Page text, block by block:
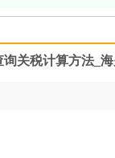
关税计算方法_